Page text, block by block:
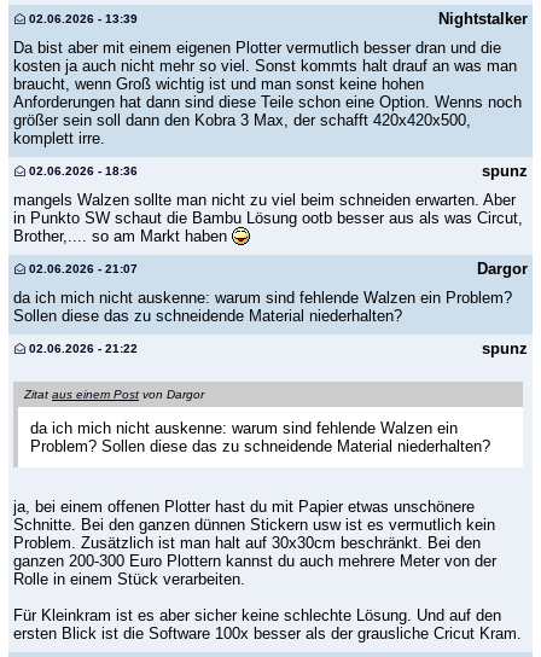
Nightstalker
02.06.2026 - 13:39
Da bist aber mit einem eigenen Plotter vermutlich besser dran und die
kosten ja auch nicht mehr so viel. Sonst kommts halt drauf an was man
braucht, wenn Groß wichtig ist und man sonst keine hohen
Anforderungen hat dann sind diese Teile schon eine Option. Wenns noch
größer sein soll dann den Kobra 3 Max, der schafft 420x420x500,
komplett irre.
spunz
02.06.2026 - 18:36
mangels Walzen sollte man nicht zu viel beim schneiden erwarten. Aber
in Punkto SW schaut die Bambu Lösung ootb besser aus als was Circut,
Brother,.... so am Markt haben
Dargor
02.06.2026 - 21:07
da ich mich nicht auskenne: warum sind fehlende Walzen ein Problem?
Sollen diese das zu schneidende Material niederhalten?
spunz
02.06.2026 - 21:22
Zitat aus einem Post von Dargor
da ich mich nicht auskenne: warum sind fehlende Walzen ein
Problem? Sollen diese das zu schneidende Material niederhalten?
ja, bei einem offenen Plotter hast du mit Papier etwas unschönere
Schnitte. Bei den ganzen dünnen Stickern usw ist es vermutlich kein
Problem. Zusätzlich ist man halt auf 30x30cm beschränkt. Bei den
ganzen 200-300 Euro Plottern kannst du auch mehrere Meter von der
Rolle in einem Stück verarbeiten.
Für Kleinkram ist es aber sicher keine schlechte Lösung. Und auf den
ersten Blick ist die Software 100x besser als der grausliche Cricut Kram.